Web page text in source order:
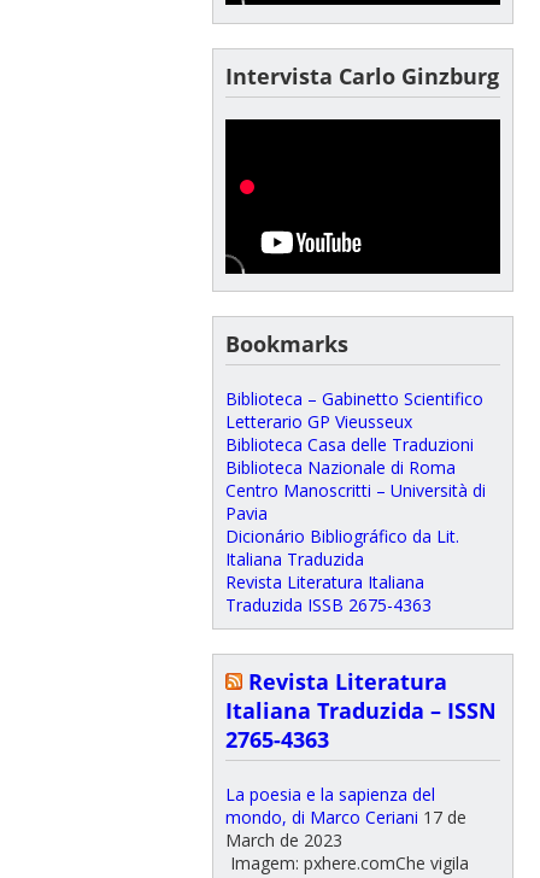
Intervista Carlo Ginzburg
Bookmarks
Biblioteca – Gabinetto Scientifico
Letterario GP Vieusseux
Biblioteca Casa delle Traduzioni
Biblioteca Nazionale di Roma
Centro Manoscritti – Università di
Pavia
Dicionário Bibliográfico da Lit.
Italiana Traduzida
Revista Literatura Italiana
Traduzida ISSB 2675-4363
Revista Literatura
Italiana Traduzida – ISSN
2765-4363
La poesia e la sapienza del
mondo, di Marco Ceriani 17 de
March de 2023
Imagem: pxhere.comChe vigila